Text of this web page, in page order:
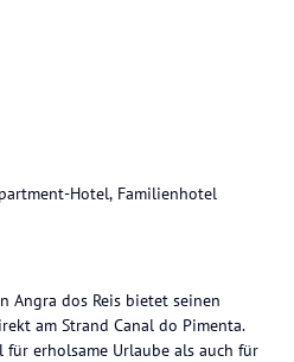
Hotel, Familienhotel
Angra dos Reis bietet seinen
am Strand Canal do Pimenta.
für erholsame Urlaube als auch für